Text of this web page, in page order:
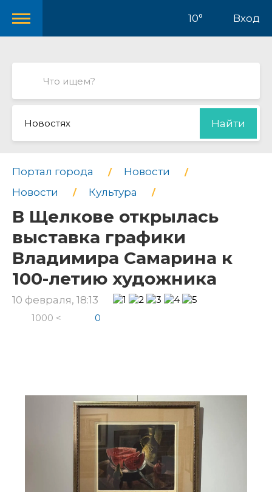
10° Вход
Новостях Найти
Портал города
Новости
Новости
Культура
В Щелкове открылась
выставка графики
Владимира Самарина к
100-летию художника
10 февраля, 18:13
1000 < 0